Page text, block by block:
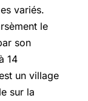
variés.
le
son
14
un village
sur la